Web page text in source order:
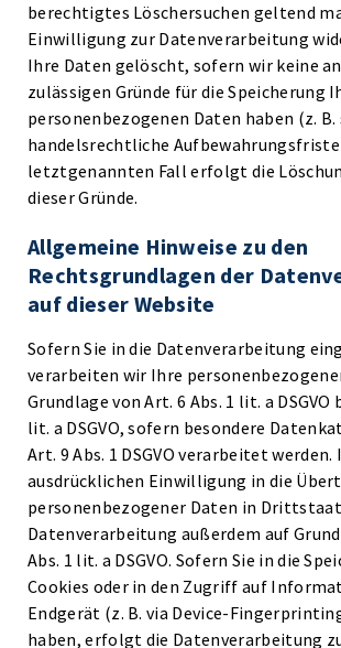
berechtigtes Löschersuchen geltend
Einwilligung zur Datenverarbeitung
Ihre Daten gelöscht, sofern wir keine
zulässigen Gründe für die Speicherung
personenbezogenen Daten haben (z.
handelsrechtliche
letztgenannten Fall erfolgt die
dieser Gründe.
Allgemeine Hinweise zu den
Rechtsgrundlagen der
auf dieser Website
Sofern Sie in die Datenverarbeitung
verarbeiten wir Ihre
Grundlage von Art. 6 Abs. 1 lit. a DSGVO
lit. a DSGVO, sofern besondere
Art. 9 Abs. 1 DSGVO verarbeitet
ausdrücklichen Einwilligung in die
personenbezogener Daten in
Datenverarbeitung außerdem auf
Abs. 1 lit. a DSGVO. Sofern Sie in die
Cookies oder in den Zugriff auf
Endgerät (z. B. via Device-
haben, erfolgt die Datenverarbeitung